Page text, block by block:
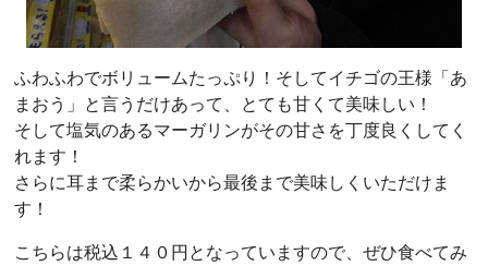
ふわふわでボリュームたっぷり！そしてイチゴの王様「あ
まおう」と言うだけあって、とても甘くて美味しい！
そして塩気のあるマーガリンがその甘さを丁度良くしてく
れます！
さらに耳まで柔らかいから最後まで美味しくいただけま
す！
こちらは税込１４０円となっていますので、ぜひ食べてみ